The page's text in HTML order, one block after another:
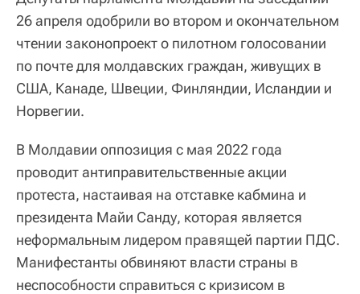
26 апреля одобрили во втором и окончательном
чтении законопроект о пилотном голосовании
по почте для молдавских граждан, живущих в
США, Канаде, Швеции, Финляндии, Исландии и
Норвегии.
В Молдавии оппозиция с мая 2022 года
проводит антиправительственные акции
протеста, настаивая на отставке кабмина и
президента Майи Санду, которая является
неформальным лидером правящей партии ПДС.
Манифестанты обвиняют власти страны в
неспособности справиться с кризисом в